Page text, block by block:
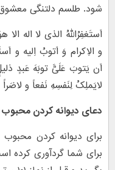
شود. طلسم دلتنگی معشوق
اَستَغفِرُاللهُ الذی لا اله
و الاِکرام وَ اَتوبُ اِلیه
اَن یَتوبَ عَلَیََّ توبَهَ عَبدٍ
لایَملِکُ لِنَفسِهِ نَفعاً و
دعای دیوانه کردن محبوب
برای دیوانه کردن